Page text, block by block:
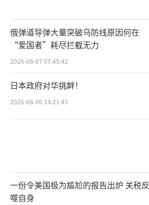
俄弹道导弹大量突破乌防线原因何在
“爱国者”耗尽拦截无力
2026-08-07 07:45:42
日本政府对华挑衅！
2026-08-06 14:21:45
一份令美国极为尴尬的报告出炉 关税反
噬自身